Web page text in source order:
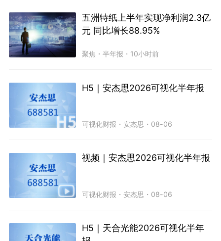
五洲特纸上半年实现净利润2.3亿
元 同比增长88.95%
聚焦 ・半年报 ・ 10小时前
H5｜安杰思2026可视化半年报
可视化财报 ・安杰思 ・ 08-06
视频｜安杰思2026可视化半年报
可视化财报 ・安杰思 ・ 08-06
H5｜天合光能2026可视化半年